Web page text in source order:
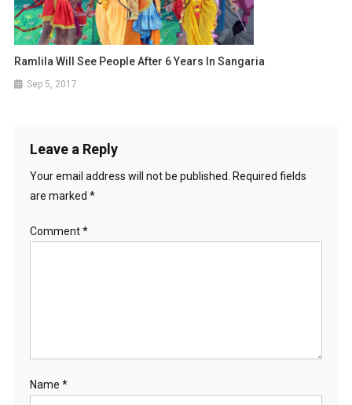
Ramlila Will See People After 6 Years In Sangaria
Sep 5, 2017
Leave a Reply
Your email address will not be published.
Required fields
are marked *
Comment*
Name *